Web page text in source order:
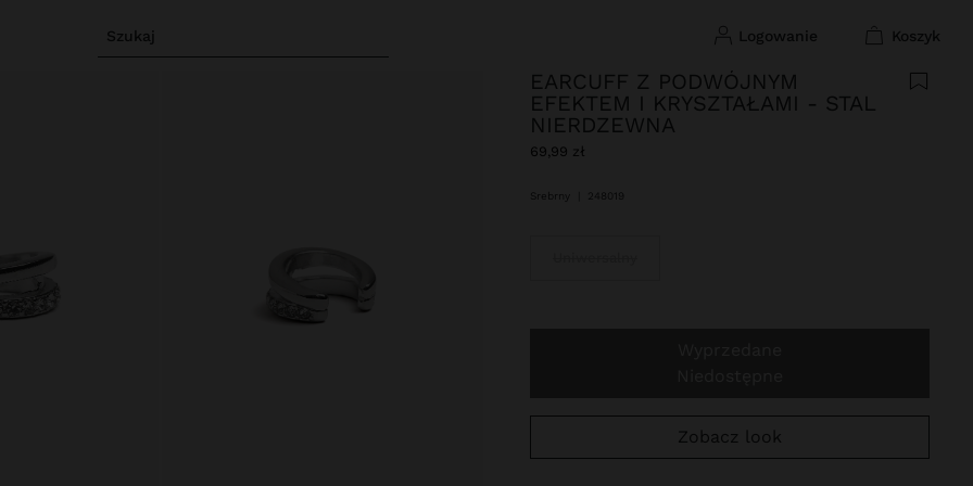
Szukaj logowanie koszyk
EARCUFF Z PODWÓJNYM
EFEKTEM I KRYSZTAŁAMI - STAL
NIERDZEWNA
69,99 zł
Srebrny 248019
Zobacz look